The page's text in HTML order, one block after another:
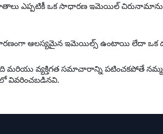
ఖాతాలు ఎప్పటికీ ఒక సాధారణ ఇమెయిల్
ఆలస్యమైన ఇమెయిల్స్ ఉంటాయి లేదా ఒక దశ
మరియు వ్యక్తిగత సమాచారాన్ని పటించకపోతే
వివరించబడినవి.